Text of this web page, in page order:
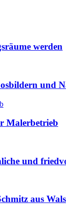
werden
und
Malerbetrieb
und
aus